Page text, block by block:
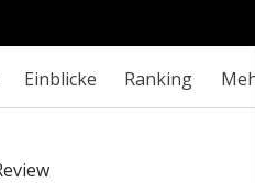
Einblicke Ranking